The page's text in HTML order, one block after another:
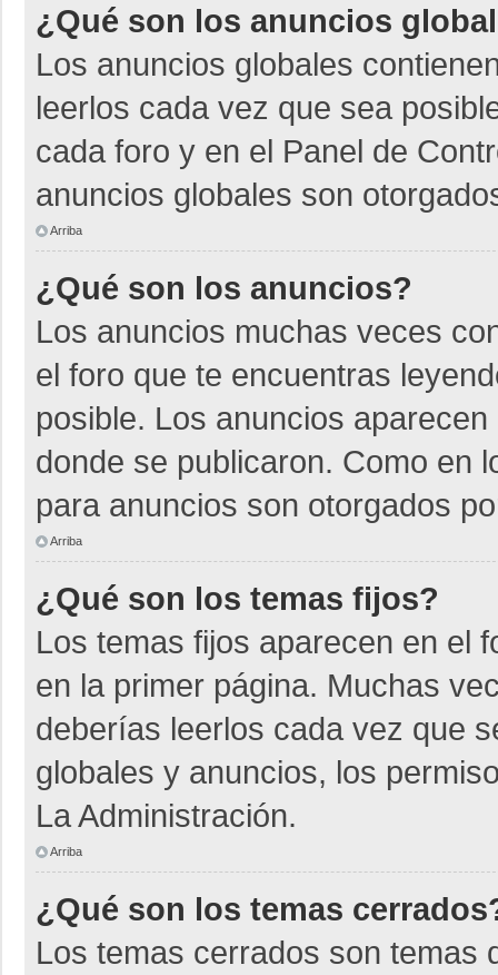
¿Qué son los anuncios
Los anuncios globales
leerlos cada vez que sea
cada foro y en el Panel de
anuncios globales son
Arriba
¿Qué son los anuncios?
Los anuncios muchas veces
el foro que te encuentras
posible. Los anuncios
donde se publicaron. Como en
para anuncios son otorgados
Arriba
¿Qué son los temas fijos?
Los temas fijos aparecen en el
en la primer página. Muchas
deberías leerlos cada vez que
globales y anuncios, los
La Administración.
Arriba
¿Qué son los temas
Los temas cerrados son temas